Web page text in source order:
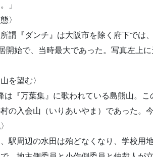
」
〉
所謂『ダンチ』は大阪市を除く府下では
開始で、当時最大であった。写真左上
を望む〉
は『万葉集』に歌われている島熊山。
の入会山（いりあいやま）であった。
、駅周辺の水田は殆どなくなり、学校用